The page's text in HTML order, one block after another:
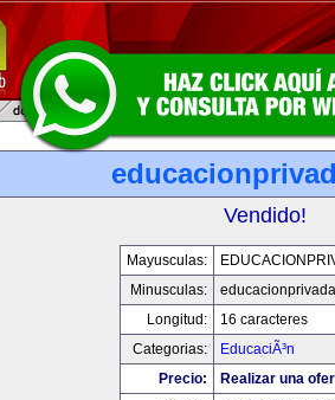
Vendido!
Mayusculas:
Minusculas:
Longitud:
16 caracteres
Categorias:
EducaciÃ³n
Precio:
Realizar una